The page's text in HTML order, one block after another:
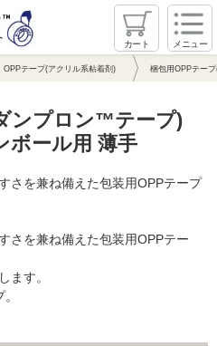
カート メニュー
OPPテープ(アクリル系粘着剤) 梱包用OPPテー
ンプロン™テープ)
ボール用 薄手
さを兼ね備えた包装用OPPテープ
さを兼ね備えた包装用OPPテー
ます。